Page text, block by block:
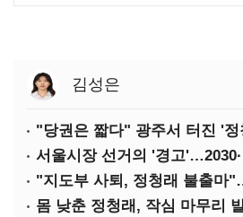
김성은
몸 낮춘 정청래, 작심 마무리